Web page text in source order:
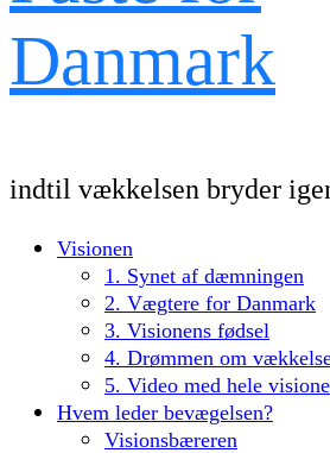
Danmark
indtil vækkelsen bryder
Visionen
1. Synet af dæmningen
2. Vægtere for Danmark
3. Visionens fødsel
4. Drømmen om
5. Video med hele
Hvem leder bevægelsen?
Visionsbæreren